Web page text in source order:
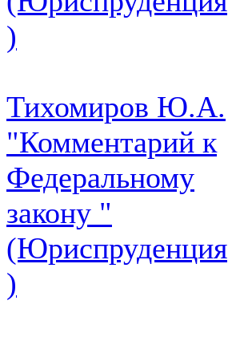
)
Тихомиров Ю.А.
"Комментарий к
Федеральному
закону "
(Юриспруденция
)